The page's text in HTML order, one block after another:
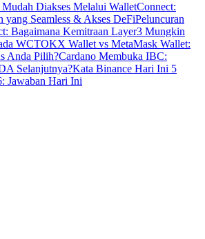
Diakses Melalui WalletConnect:
yang Seamless & Akses DeFiPeluncuran
Bagaimana Kemitraan Layer3 Mungkin
WCTOKX Wallet vs MetaMask Wallet:
Anda Pilih?Cardano Membuka IBC:
Selanjutnya?Kata Binance Hari Ini 5
Jawaban Hari Ini